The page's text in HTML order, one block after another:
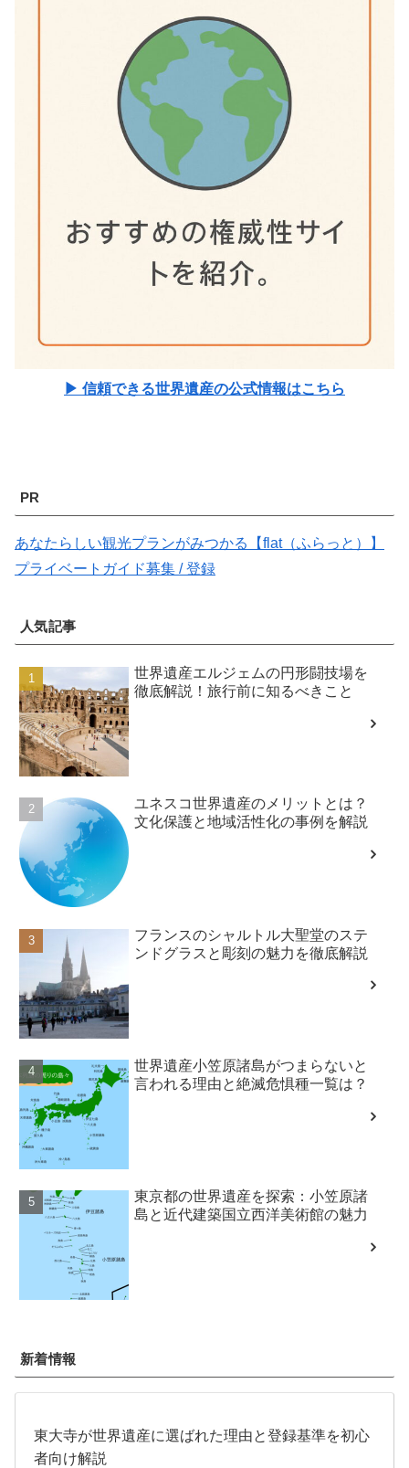
▶ 信頼できる世界遺産の公式情報はこちら
PR
あなたらしい観光プランがみつかる【flat（ふらっと）】
プライベートガイド募集 / 登録
人気記事
世界遺産エルジェムの円形闘技場を
徹底解説！旅行前に知るべきこと
ユネスコ世界遺産のメリットとは？
文化保護と地域活性化の事例を解説
フランスのシャルトル大聖堂のステ
ンドグラスと彫刻の魅力を徹底解説
世界遺産小笠原諸島がつまらないと
言われる理由と絶滅危惧種一覧は？
東京都の世界遺産を探索：小笠原諸
島と近代建築国立西洋美術館の魅力
新着情報
東大寺が世界遺産に選ばれた理由と登録基準を初心
者向け解説